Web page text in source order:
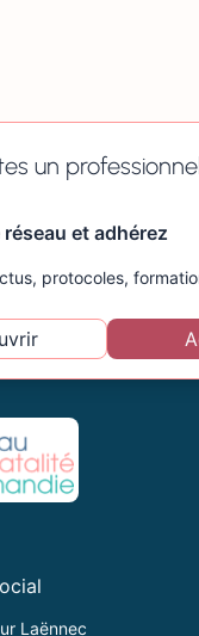
un
et adhérez
protocoles,
Laënnec